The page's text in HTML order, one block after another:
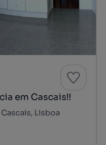
em Cascais!!
Lisboa